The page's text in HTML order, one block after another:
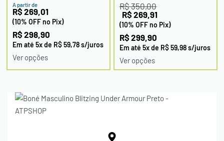
A partir de
R$ 269,01
(10% OFF no Pix)
R$ 298,90
Em até 5x de R$59,78s/juros
Ver opções
R$350,00
R$ 269,91
(10% OFF no Pix)
R$ 299,90
Em até 5x de R$59,98s/juros
Ver opções